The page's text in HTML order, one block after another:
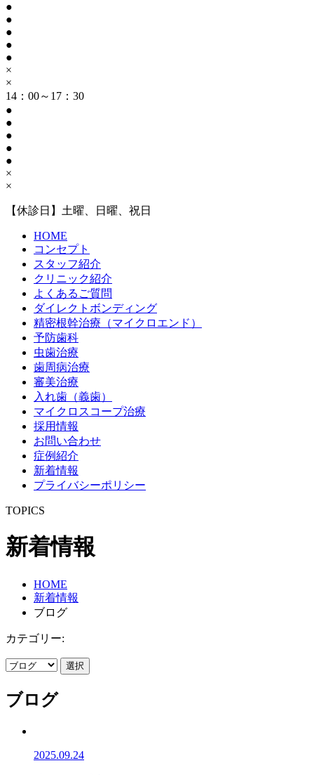
●
●
●
●
●
×
×
14：00～17：30
●
●
●
●
●
×
×
【休診日】土曜、日曜、祝日
HOME
コンセプト
スタッフ紹介
クリニック紹介
よくあるご質問
ダイレクトボンディング
精密根幹治療（マイクロエンド）
予防歯科
虫歯治療
歯周病治療
審美治療
入れ歯（義歯）
マイクロスコープ治療
採用情報
お問い合わせ
症例紹介
新着情報
プライバシーポリシー
TOPICS
新着情報
HOME
新着情報
ブログ
カテゴリー:
選択
ブログ
2025.09.24